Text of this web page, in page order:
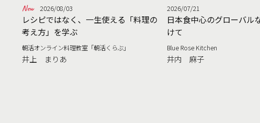
2026/08/03
レシピではなく、一生使える「料理の
考え方」を学ぶ
朝活オンライン料理教室「朝活くらぶ」
井上 まりあ
2026/07/21
日本食中心のグローバル
けて
Blue Rose Kitchen
井内 麻子